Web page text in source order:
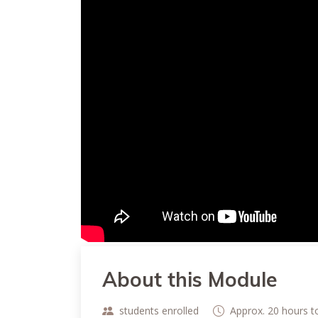
About this Module
students enrolled Approx. 20 hours